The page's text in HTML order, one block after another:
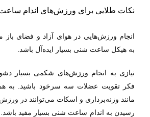
نکات طلایی برای ورزش‌های اندام
انجام ورزش‌هایی در هوای آزاد و فضای باز
به هیکل ساعت شنی بسیار ایده‌آل باشد.
نیازی به انجام ورزش‌های شکمی بسیار
فکر تقویت عضلات سه سرخود باشید.
به
مانند وزنه‌برداری و اسکات می‌توانند در
رسیدن به اندام ساعت شنی بسیار مفید